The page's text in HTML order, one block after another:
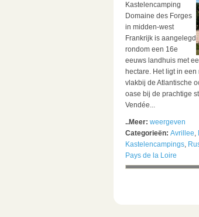
Kastelencamping
Domaine des Forges
in midden-west
Frankrijk is aangelegd
rondom een 16e
eeuws landhuis met
hectare. Het ligt in
vlakbij de Atlantische
oase bij de prachtige
Vendée...
..Meer: weergeven
Categorieën: Avrillee,
Kastelencampings,
Pays de la Loire